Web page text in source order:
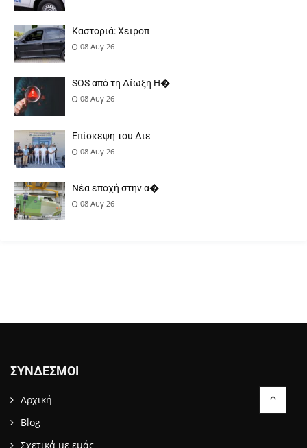
Καστοριά: Χειροπ
08 Αυγ 26
SOS από τη Δίωξη Η�
08 Αυγ 26
Επίσκεψη του Διε
08 Αυγ 26
Νέα εποχή στην α�
08 Αυγ 26
ΣΎΝΔΕΣΜΟΙ
Αρχική
Blog
Σχετικά με εμάς